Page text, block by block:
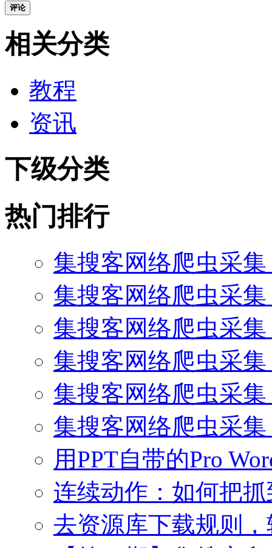
评论
相关分类
教程
资讯
下级分类
热门排行
集搜客网络爬虫采
集搜客网络爬虫采
集搜客网络爬虫采
集搜客网络爬虫采
集搜客网络爬虫采
集搜客网络爬虫采
用PPT自带的Pro
连续动作：如何把
去资源库下载规则